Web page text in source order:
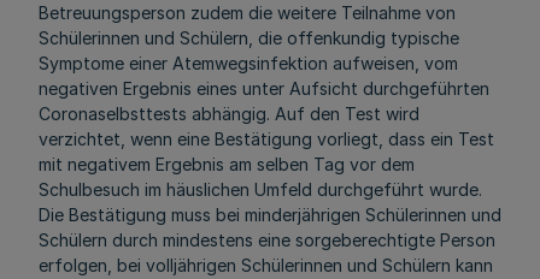
Betreuungsperson zudem die weitere Teilnahme von
Schülerinnen und Schülern, die offenkundig typische
Symptome einer Atemwegsinfektion aufweisen, vom
negativen Ergebnis eines unter Aufsicht durchgeführten
Coronaselbsttests abhängig. Auf den Test wird
verzichtet, wenn eine Bestätigung vorliegt, dass ein Test
mit negativem Ergebnis am selben Tag vor dem
Schulbesuch im häuslichen Umfeld durchgeführt wurde.
Die Bestätigung muss bei minderjährigen Schülerinnen und
Schülern durch mindestens eine sorgeberechtigte Person
erfolgen, bei volljährigen Schülerinnen und Schülern kann